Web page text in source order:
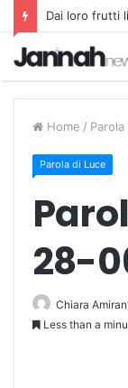
Dai loro frutti
Home /
Parola di Luce
28-
Chiara
Less than a